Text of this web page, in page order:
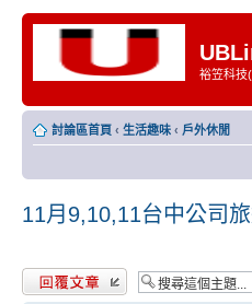
裕笠科技
討論區首頁 ‹ 生活趣味 ‹ 戶外休閒
11月9,10,11台中公司
發表回覆